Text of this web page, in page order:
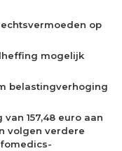
op
mogelijk
belastingverhoging
157,48 euro aan
volgen verdere